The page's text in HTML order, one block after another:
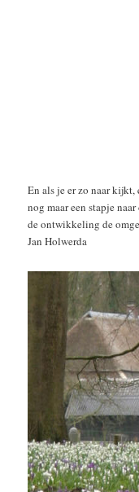
En als je er zo naar kijkt,
nog maar een stapje
de ontwikkeling de
Jan Holwerda